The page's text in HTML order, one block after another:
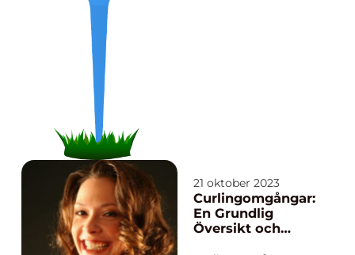
21 oktober 2023
Curlingomgångar:
En Grundlig
Översikt och